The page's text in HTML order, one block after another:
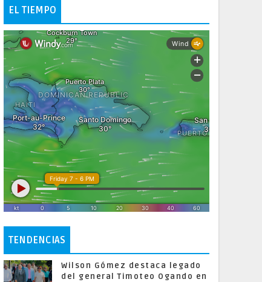
EL TIEMPO
TENDENCIAS
Wilson Gómez destaca legado
del general Timoteo Ogando en